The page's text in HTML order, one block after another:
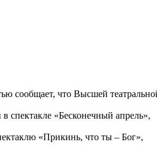
сообщает, что Высшей
спектакле «Бесконечный апрель»,
«Прикинь, что ты – Бог»,